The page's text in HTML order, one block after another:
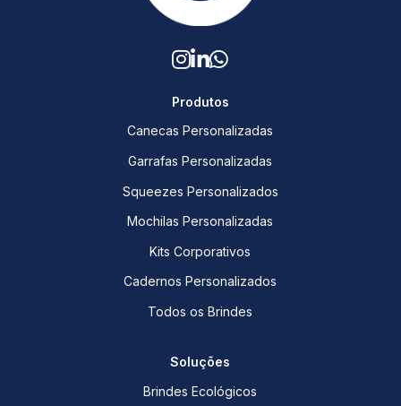
Produtos
Canecas Personalizadas
Garrafas Personalizadas
Squeezes Personalizados
Mochilas Personalizadas
Kits Corporativos
Cadernos Personalizados
Todos os Brindes
Soluções
Brindes Ecológicos